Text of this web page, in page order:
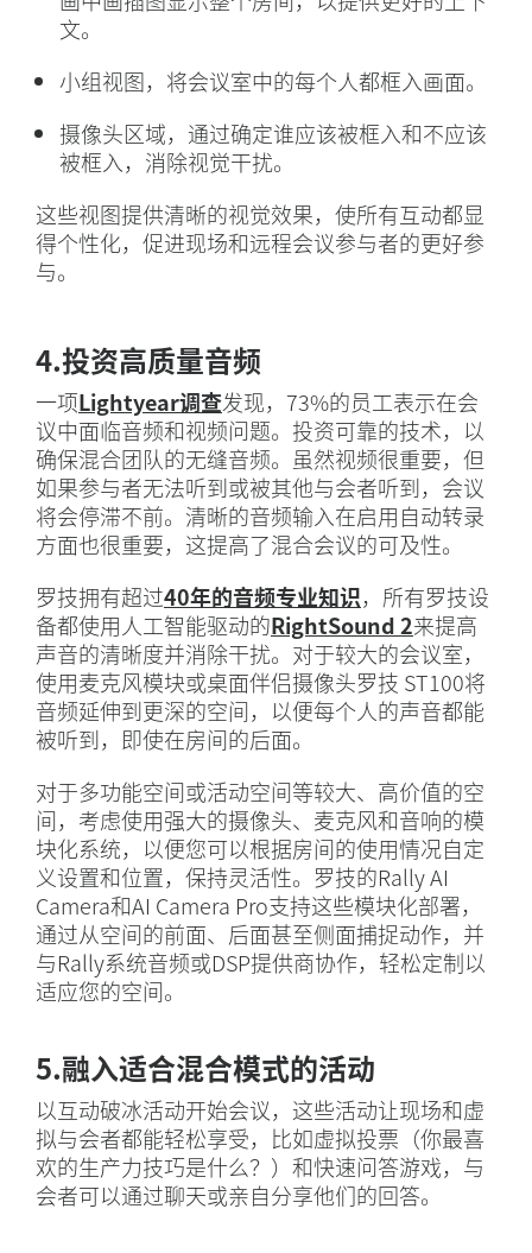
文。
小组视图，将会议室中的每个人都框入画面。
摄像头区域，通过确定谁应该被框入和不应该
被框入，消除视觉干扰。
这些视图提供清晰的视觉效果，使所有互动都显
得个性化，促进现场和远程会议参与者的更好参
与。
4.投资高质量音频
一项Lightyear调查发现，73%的员工表示在会
议中面临音频和视频问题。投资可靠的技术，以
确保混合团队的无缝音频。虽然视频很重要，但
如果参与者无法听到或被其他与会者听到，会议
将会停滞不前。清晰的音频输入在启用自动转录
方面也很重要，这提高了混合会议的可及性。
罗技拥有超过40年的音频专业知识，所有罗技设
备都使用人工智能驱动的RightSound 2来提高
声音的清晰度并消除干扰。对于较大的会议室，
使用麦克风模块或桌面伴侣摄像头罗技 ST100将
音频延伸到更深的空间，以便每个人的声音都能
被听到，即使在房间的后面。
对于多功能空间或活动空间等较大、高价值的空
间，考虑使用强大的摄像头、麦克风和音响的模
块化系统，以便您可以根据房间的使用情况自定
义设置和位置，保持灵活性。罗技的Rally AI
Camera和AI Camera Pro支持这些模块化部署，
通过从空间的前面、后面甚至侧面捕捉动作，并
与Rally系统音频或DSP提供商协作，轻松定制以
适应您的空间。
5.融入适合混合模式的活动
以互动破冰活动开始会议，这些活动让现场和虚
拟与会者都能轻松享受，比如虚拟投票（你最喜
欢的生产力技巧是什么？）和快速问答游戏，与
会者可以通过聊天或亲自分享他们的回答。